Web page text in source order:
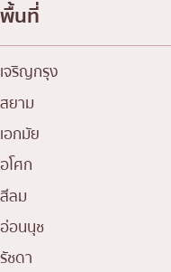
พระราม 3
พระราม4
อื่นๆ
พื้นที่
เจริญกรุง
สยาม
เอกมัย
อโศก
สีลม
อ่อนนุช
รัชดา